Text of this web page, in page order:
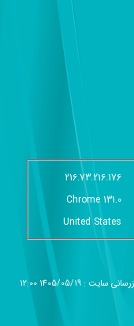
216.73.216.176
Chrome 131.0
United States
: 1405/05/19 12:00